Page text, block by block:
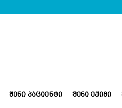
ᲨᲔᲜᲘ ᲞᲐᲪᲘᲔᲜᲢᲘ ᲨᲔᲜᲘ ᲔᲥᲘᲛᲘ